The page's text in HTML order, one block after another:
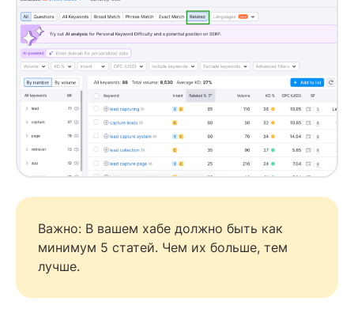
Важно: В вашем хабе должно быть как
минимум 5 статей. Чем их больше, тем
лучше.